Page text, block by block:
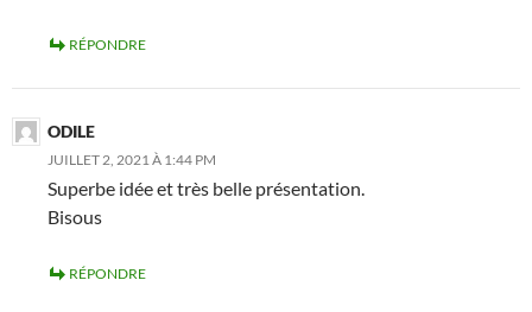
RÉPONDRE
ODILE
JUILLET 2, 2021 À 1:44 PM
Superbe idée et très belle présentation.
Bisous
RÉPONDRE